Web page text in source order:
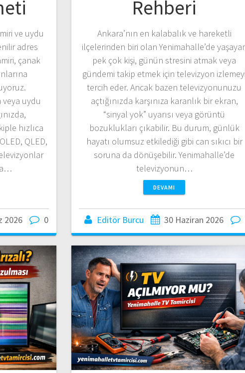
ve uydu
adres
çanak
uydu
hızlıca
QLED,
2026 0
Rehberi
Ankara’nın en kalabalık ve hareketli
ilçelerinden biri olan Yenimahalle’de
pek çok kişi, günün stresini atmak veya
gündemi takip etmek için televizyon izlemeyi
tercih eder. Ancak bazen televizyonunuzu
açtığınızda karşınıza karanlık bir ekran,
“sinyal yok” uyarısı veya görüntü
bozuklukları çıkabilir. Bu durum, günlük
hayatı olumsuz etkilediği gibi can sıkıcı bir
soruna da dönüşebilir. Yenimahalle’de
televizyonun…
DEVAMI
Editör Burcu 30 Haziran 2026